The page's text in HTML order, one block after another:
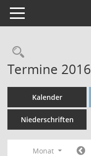
Toggle navigation
Termine 2016
Kalender
Niederschriften
Monat